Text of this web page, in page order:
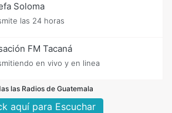
Soloma
las 24 horas
FM Tacaná
en vivo y en linea
las Radios de Guatemala
aquí para Escuchar